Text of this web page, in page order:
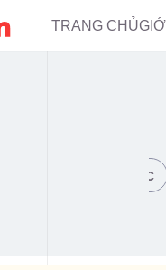
TRANG CHỦ
Nhà hàng – Ẩm thực